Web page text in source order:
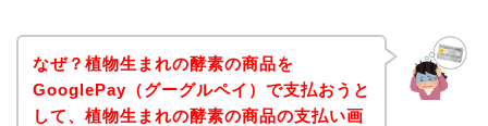
なぜ？植物生まれの酵素の商品を
GooglePay（グーグルペイ）で支払おうと
して、植物生まれの酵素の商品の支払い画